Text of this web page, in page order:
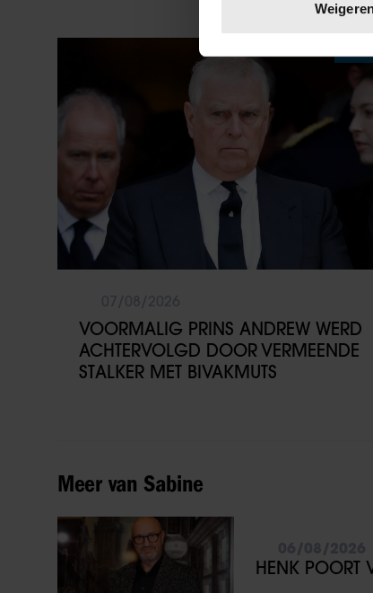
toestemming op elk
We gebruiken cookies
websiteverkeer te
media, adverteren en
verstrekt of die ze
onze website blijft
VOORMALIG PRINS ANDREW WERD
ACHTERVOLGD DOOR VERMEENDE
STALKER MET BIVAKMUTS
Meer van Sabine
HENK POORT